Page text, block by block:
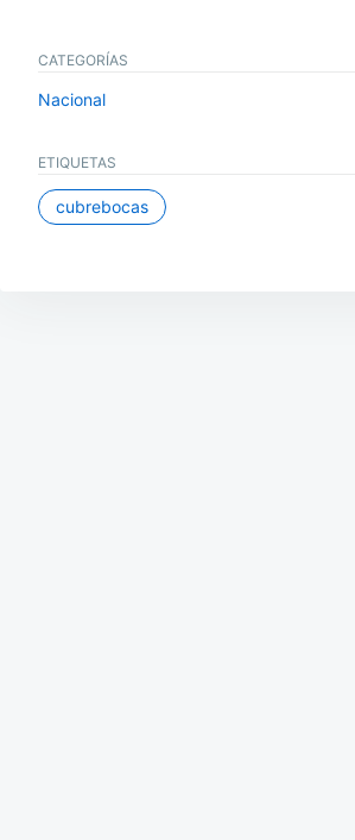
CATEGORÍAS
Nacional
ETIQUETAS
cubrebocas